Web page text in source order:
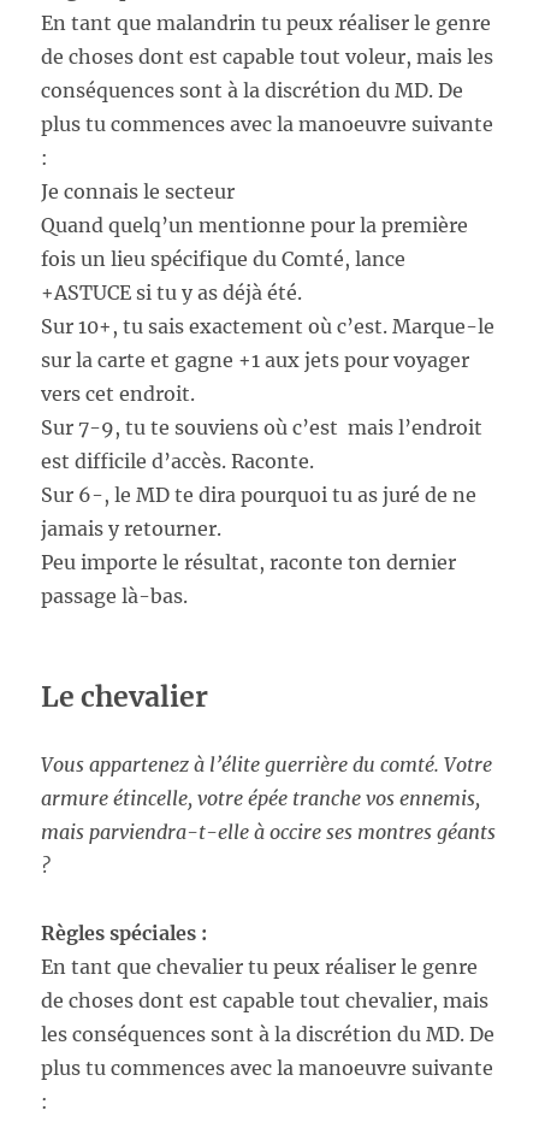
En tant que malandrin tu peux réaliser le genre
de choses dont est capable tout voleur, mais les
conséquences sont à la discrétion du MD. De
plus tu commences avec la manoeuvre suivante
:
Je connais le secteur
Quand quelq’un mentionne pour la première
fois un lieu spécifique du Comté, lance
+ASTUCE si tu y as déjà été.
Sur 10+, tu sais exactement où c’est. Marque-le
sur la carte et gagne +1 aux jets pour voyager
vers cet endroit.
Sur 7-9, tu te souviens où c’est mais l’endroit
est difficile d’accès. Raconte.
Sur 6-, le MD te dira pourquoi tu as juré de ne
jamais y retourner.
Peu importe le résultat, raconte ton dernier
passage là-bas.
Le chevalier
Vous appartenez à l’élite guerrière du comté. Votre
armure étincelle, votre épée tranche vos ennemis,
mais parviendra-t-elle à occire ses montres géants
?
Règles spéciales :
En tant que chevalier tu peux réaliser le genre
de choses dont est capable tout chevalier, mais
les conséquences sont à la discrétion du MD. De
plus tu commences avec la manoeuvre suivante
: